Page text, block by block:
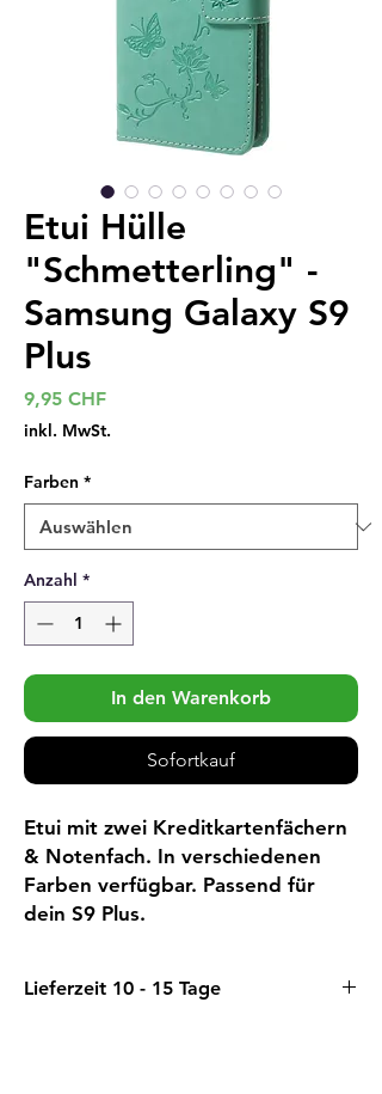
Etui Hülle
"Schmetterling" -
Samsung Galaxy S9
Plus
9,95 CHFPreis
inkl. MwSt.
Farben *
Anzahl *
In den Warenkorb
Sofortkauf
Etui mit zwei Kreditkartenfächern
& Notenfach. In verschiedenen
Farben verfügbar. Passend für
dein S9 Plus.
Lieferzeit 10 - 15 Tage